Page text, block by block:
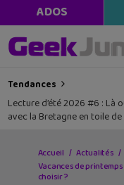
ADOS
Tendances
Lecture d’été 2026 #6 : Là
avec la Bretagne en toile
Accueil
Actualités
Vacances de
choisir ?